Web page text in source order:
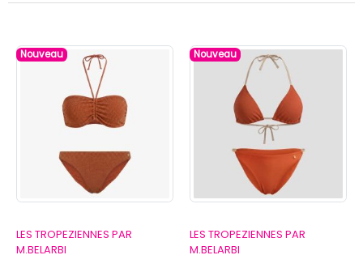
Nouveau
LES TROPEZIENNES PAR
M.BELARBI
Nouveau
LES TROPEZIENNES PAR
M.BELARBI